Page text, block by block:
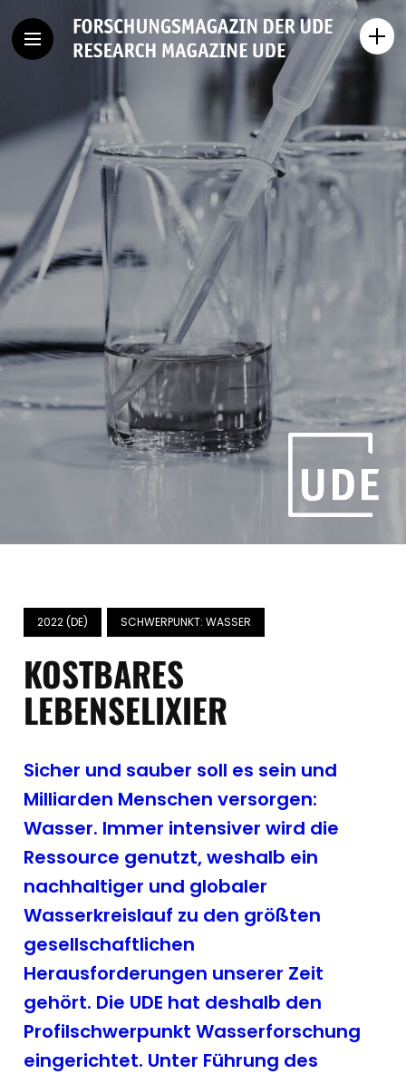
2022 (DE) SCHWERPUNKT: WASSER
KOSTBARES
LEBENSELIXIER
Sicher und sauber soll es sein und
Milliarden Menschen versorgen:
Wasser. Immer intensiver wird die
Ressource genutzt, weshalb ein
nachhaltiger und globaler
Wasserkreislauf zu den größten
gesellschaftlichen
Herausforderungen unserer Zeit
gehört. Die UDE hat deshalb den
Profilschwerpunkt Wasserforschung
eingerichtet. Unter Führung des